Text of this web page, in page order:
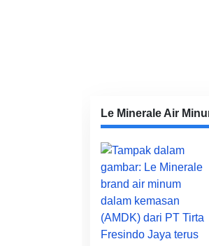
Le Minerale Air